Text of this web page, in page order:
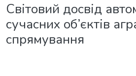
Світовий досвід
сучасних об’єктів
спрямування